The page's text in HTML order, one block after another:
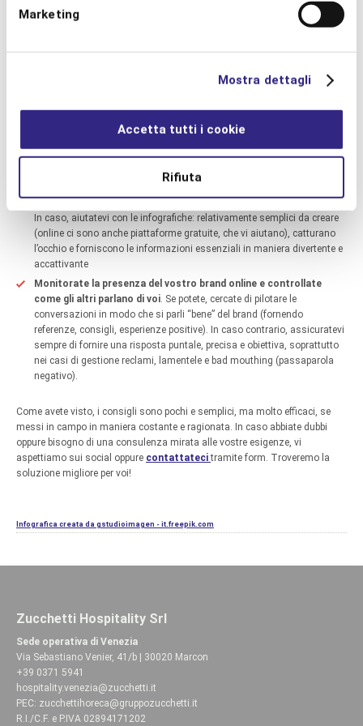
Marketing
Mostra dettagli
Accetta tutti i cookie
Rifiuta
penalizzarvi assieme ai siti di dubbia “moralità” o apertamente
possibile, come “ospiti” (per i business che meglio si adattano, come
web e blog su cui è particolarmente utile, se non indispensabile, essere
Semplificate: quando raccontare o spiegate qualcosa, che sia il
motivo per cui i clienti dovrebbero soggiornare nel vostro hotel
In caso, aiutatevi con le infografiche: relativamente semplici da creare
(online ci sono anche piattaforme gratuite, che vi aiutano), catturano
l’occhio e forniscono le informazioni essenziali in maniera divertente e
accattivante
Monitorate la presenza del vostro brand online e controllate
come gli altri parlano di voi. Se potete, cercate di pilotare le
conversazioni in modo che si parli “bene” del brand (fornendo
referenze, consigli, esperienze positive). In caso contrario, assicuratevi
sempre di fornire una risposta puntale, precisa e obiettiva, soprattutto
nei casi di gestione reclami, lamentele e bad mouthing (passaparola
negativo).
Come avete visto, i consigli sono pochi e semplici, ma molto efficaci, se
messi in campo in maniera costante e ragionata. In caso abbiate dubbi
oppure bisogno di una consulenza mirata alle vostre esigenze, vi
aspettiamo sui social oppure contattatecitramite form. Troveremo la
soluzione migliore per voi!
Infografica creata da gstudioimagen - it.freepik.com
Zucchetti Hospitality Srl
Sede operativa di Venezia
Via Sebastiano Venier, 41/b | 30020 Marcon
+39 0371 5941
hospitality.venezia@zucchetti.it
PEC: zucchettihoreca@gruppozucchetti.it
R.I./C.F. e P.IVA 02894171202